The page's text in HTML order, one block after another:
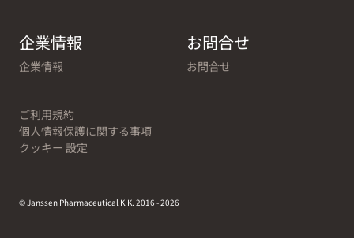
企業情報
企業情報
お問合せ
お問合せ
ご利用規約
個人情報保護に関する事項
クッキー 設定
© Janssen Pharmaceutical K.K. 2016 - 2026